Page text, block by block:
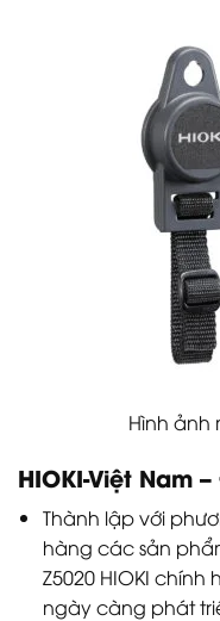
Hình ảnh
HIOKI-Việt Nam
Thành lập với
hàng các sản
Z5020 HIOKI chính
ngày càng phát